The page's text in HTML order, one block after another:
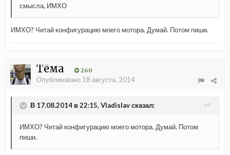
смысла, ИМХО
ИМХО? Читай конфигурацию моего мотора. Думай. Потом пиши.
Тёма 260
Опубликовано 18 августа, 2014
В 17.08.2014 в 22:15, Vladislav сказал:
ИМХО? Читай конфигурацию моего мотора. Думай. Потом
пиши.